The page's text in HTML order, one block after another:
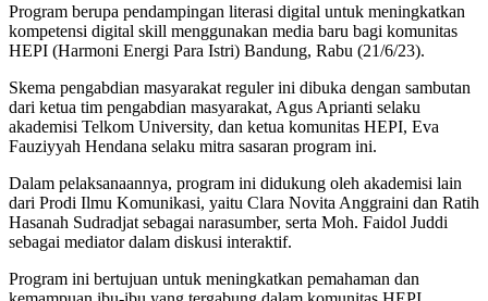
Program berupa pendampingan literasi digital untuk meningkatkan
kompetensi digital skill menggunakan media baru bagi komunitas
HEPI (Harmoni Energi Para Istri) Bandung, Rabu (21/6/23).
Skema pengabdian masyarakat reguler ini dibuka dengan sambutan
dari ketua tim pengabdian masyarakat, Agus Aprianti selaku
akademisi Telkom University, dan ketua komunitas HEPI, Eva
Fauziyyah Hendana selaku mitra sasaran program ini.
Dalam pelaksanaannya, program ini didukung oleh akademisi lain
dari Prodi Ilmu Komunikasi, yaitu Clara Novita Anggraini dan Ratih
Hasanah Sudradjat sebagai narasumber, serta Moh. Faidol Juddi
sebagai mediator dalam diskusi interaktif.
Program ini bertujuan untuk meningkatkan pemahaman dan